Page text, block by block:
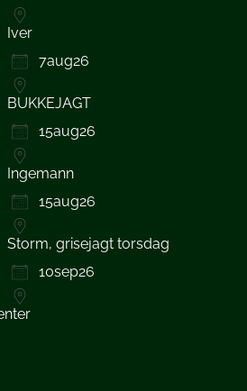
Iver
7aug26
BUKKEJAGT
15aug26
Ingemann
15aug26
Storm, grisejagt torsdag
10sep26